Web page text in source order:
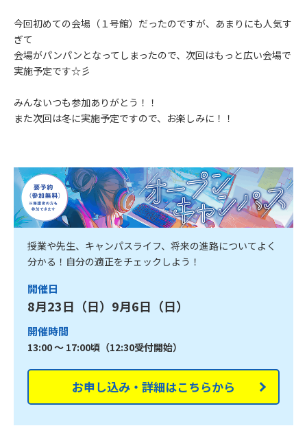
今回初めての会場（１号館）だったのですが、あまりにも人気す
ぎて
会場がパンパンとなってしまったので、次回はもっと広い会場で
実施予定です☆彡
みんないつも参加ありがとう！！
また次回は冬に実施予定ですので、お楽しみに！！
授業や先生、キャンパスライフ、将来の進路についてよく
分かる！自分の適正をチェックしよう！
開催日
8月23日（日）9月6日（日）
開催時間
13:00 ～ 17:00頃（12:30受付開始）
お申し込み・詳細はこちらから